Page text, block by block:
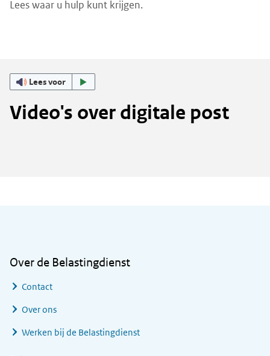
Lees waar u hulp kunt krijgen.
Lees voor
Video's over digitale post
Over de Belastingdienst
Contact
Over ons
Werken bij de Belastingdienst